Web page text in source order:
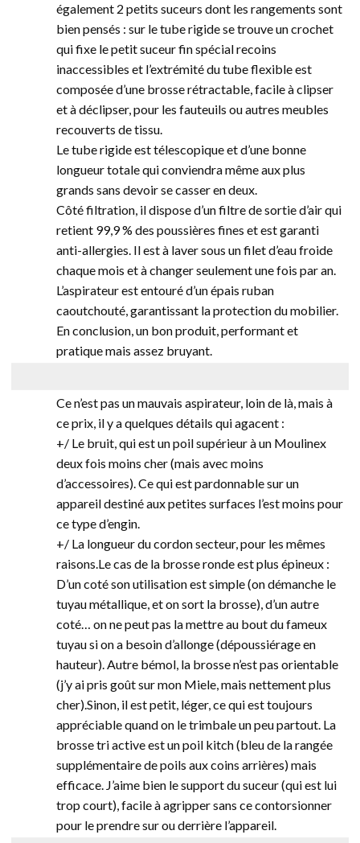
également 2 petits suceurs dont les rangements sont
bien pensés : sur le tube rigide se trouve un crochet
qui fixe le petit suceur fin spécial recoins
inaccessibles et l’extrémité du tube flexible est
composée d’une brosse rétractable, facile à clipser
et à déclipser, pour les fauteuils ou autres meubles
recouverts de tissu.
Le tube rigide est télescopique et d’une bonne
longueur totale qui conviendra même aux plus
grands sans devoir se casser en deux.
Côté filtration, il dispose d’un filtre de sortie d’air qui
retient 99,9 % des poussières fines et est garanti
anti-allergies. Il est à laver sous un filet d’eau froide
chaque mois et à changer seulement une fois par an.
L’aspirateur est entouré d’un épais ruban
caoutchouté, garantissant la protection du mobilier.
En conclusion, un bon produit, performant et
pratique mais assez bruyant.
Ce n’est pas un mauvais aspirateur, loin de là, mais à
ce prix, il y a quelques détails qui agacent :
+/ Le bruit, qui est un poil supérieur à un Moulinex
deux fois moins cher (mais avec moins
d’accessoires). Ce qui est pardonnable sur un
appareil destiné aux petites surfaces l’est moins pour
ce type d’engin.
+/ La longueur du cordon secteur, pour les mêmes
raisons.Le cas de la brosse ronde est plus épineux :
D’un coté son utilisation est simple (on démanche le
tuyau métallique, et on sort la brosse), d’un autre
coté… on ne peut pas la mettre au bout du fameux
tuyau si on a besoin d’allonge (dépoussiérage en
hauteur). Autre bémol, la brosse n’est pas orientable
(j’y ai pris goût sur mon Miele, mais nettement plus
cher).Sinon, il est petit, léger, ce qui est toujours
appréciable quand on le trimbale un peu partout. La
brosse tri active est un poil kitch (bleu de la rangée
supplémentaire de poils aux coins arrières) mais
efficace. J’aime bien le support du suceur (qui est lui
trop court), facile à agripper sans ce contorsionner
pour le prendre sur ou derrière l’appareil.